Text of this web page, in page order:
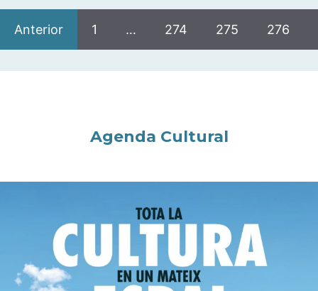
Anterior 1 … 274 275 276
Agenda Cultural